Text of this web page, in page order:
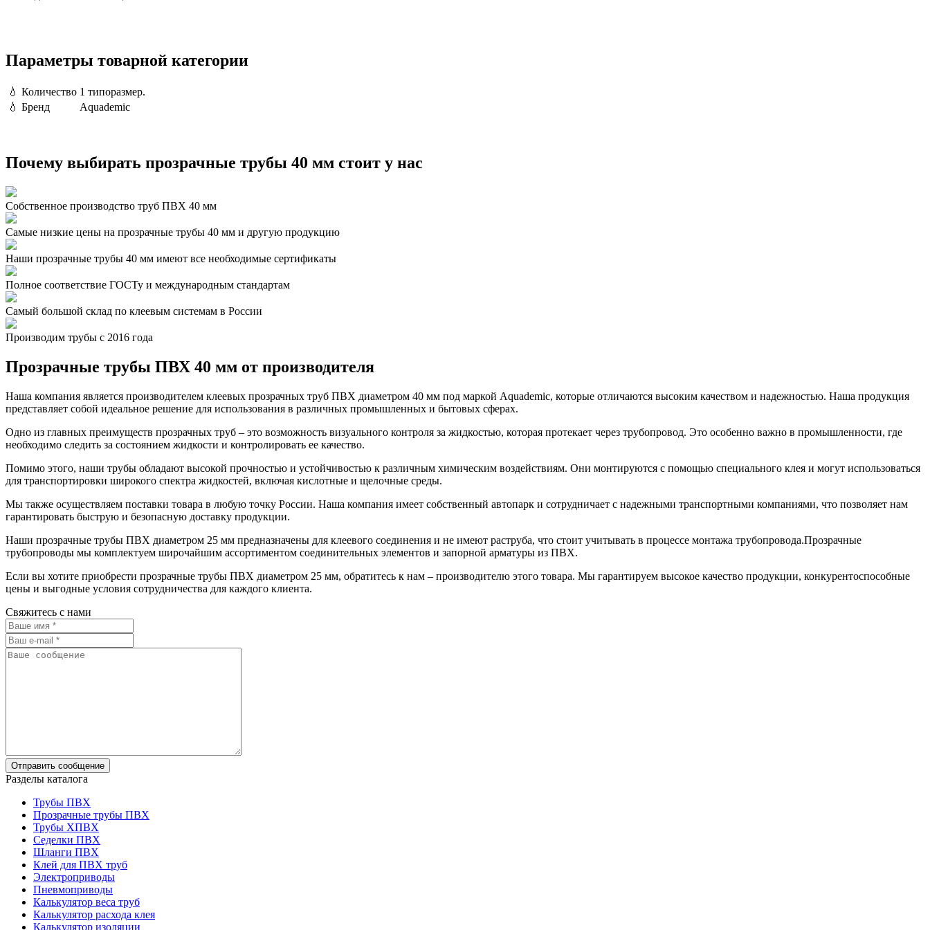
Параметры товарной категории
💧 Количество 1 типоразмер.
💧 Бренд Aquademic
Почему выбирать прозрачные трубы 40 мм стоит у нас
Собственное производство труб ПВХ 40 мм
Самые низкие цены на прозрачные трубы 40 мм и другую продукцию
Наши прозрачные трубы 40 мм имеют все необходимые сертификаты
Полное соответствие ГОСТу и международным стандартам
Самый большой склад по клеевым системам в России
Производим трубы с 2016 года
Прозрачные трубы ПВХ 40 мм от производителя
Наша компания является производителем клеевых прозрачных труб ПВХ диаметром 40 мм под маркой Aquademic, которые отличаются высоким качеством и надежностью. Наша продукция
представляет собой идеальное решение для использования в различных промышленных и бытовых сферах.
Одно из главных преимуществ прозрачных труб – это возможность визуального контроля за жидкостью, которая протекает через трубопровод. Это особенно важно в промышленности, где
необходимо следить за состоянием жидкости и контролировать ее качество.
Помимо этого, наши трубы обладают высокой прочностью и устойчивостью к различным химическим воздействиям. Они монтируются с помощью специального клея и могут использоваться
для транспортировки широкого спектра жидкостей, включая кислотные и щелочные среды.
Мы также осуществляем поставки товара в любую точку России. Наша компания имеет собственный автопарк и сотрудничает с надежными транспортными компаниями, что позволяет нам
гарантировать быструю и безопасную доставку продукции.
Наши прозрачные трубы ПВХ диаметром 25 мм предназначены для клеевого соединения и не имеют раструба, что стоит учитывать в процессе монтажа трубопровода.Прозрачные
трубопроводы мы комплектуем широчайшим ассортиментом соединительных элементов и запорной арматуры из ПВХ.
Если вы хотите приобрести прозрачные трубы ПВХ диаметром 25 мм, обратитесь к нам – производителю этого товара. Мы гарантируем высокое качество продукции, конкурентоспособные
цены и выгодные условия сотрудничества для каждого клиента.
Свяжитесь с нами
Разделы каталога
Трубы ПВХ
Прозрачные трубы ПВХ
Трубы ХПВХ
Седелки ПВХ
Шланги ПВХ
Клей для ПВХ труб
Электроприводы
Пневмоприводы
Калькулятор веса труб
Калькулятор расхода клея
Калькулятор изоляции